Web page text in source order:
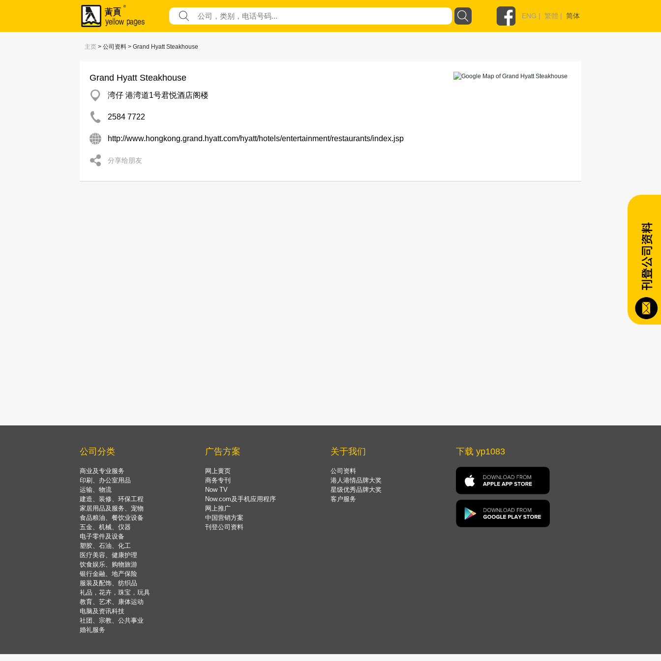
ENG | 繁體 | 简体
主页 > 公司资料 > Grand Hyatt Steakhouse
Grand Hyatt Steakhouse
湾仔 港湾道1号君悦酒店阁楼
2584 7722
http://www.hongkong.grand.hyatt.com/hyatt/hotels/entertainment/restaurants/index.jsp
分享给朋友
公司分类
商业及专业服务
印刷、办公室用品
运输、物流
建造、装修、环保工程
家居用品及服务、宠物
食品粮油、餐饮业设备
五金、机械、仪器
电子零件及设备
塑胶、石油、化工
医疗美容、健康护理
饮食娱乐、购物旅游
银行金融、地产保险
服装及配饰、纺织品
礼品，花卉，珠宝，玩具
教育、艺术、康体运动
电脑及资讯科技
社团、宗教、公共事业
婚礼服务
广告方案
网上黄页
商务专刊
Now TV
Now.com及手机应用程序
网上推广
中国营销方案
刊登公司资料
关于我们
公司资料
港人港情品牌大奖
星级优秀品牌大奖
客户服务
下载 yp1083